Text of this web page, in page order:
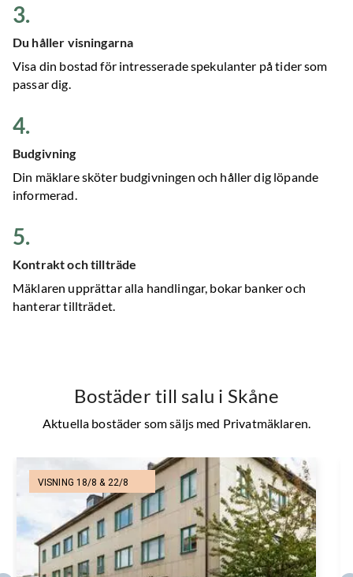
3.
Du håller visningarna
Visa din bostad för intresserade spekulanter på tider som
passar dig.
4.
Budgivning
Din mäklare sköter budgivningen och håller dig löpande
informerad.
5.
Kontrakt och tillträde
Mäklaren upprättar alla handlingar, bokar banker och
hanterar tillträdet.
Bostäder till salu i Skåne
Aktuella bostäder som säljs med Privatmäklaren.
VISNING 18/8 & 22/8